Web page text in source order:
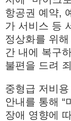
항공권 예약,
가 서비스 등
정상화를 위
간 내에 복구
불편을 드려
중형급 저비
안내를 통해 “
장애 영향에